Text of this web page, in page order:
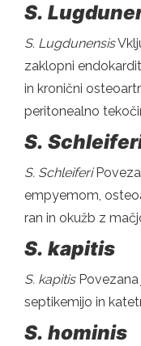
S.
S. Lugdunensis
zaklopni
in kronični
peritonealno
S.
S. Schleiferi
empyemom,
ran in okužb z
S. kapitis
S. kapitisPovezana
septikemijo in
S. hominis